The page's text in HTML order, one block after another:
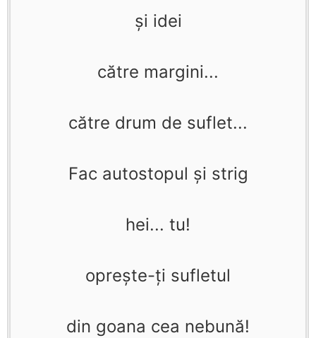
şi idei
către margini...
către drum de suflet...
Fac autostopul şi strig
hei... tu!
opreşte-ţi sufletul
din goana cea nebună!